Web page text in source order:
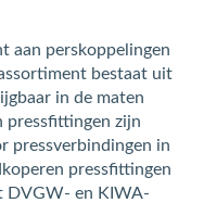
aan perskoppelingen
bestaat uit
in de maten
pressfittingen zijn
pressverbindingen in
pressfittingen
DVGW- en KIWA-